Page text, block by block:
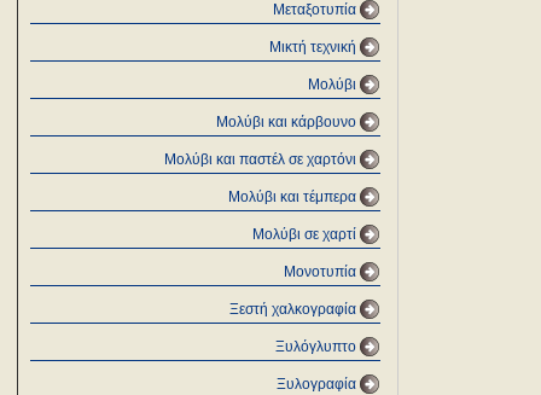
Μεταξοτυπία
Μικτή τεχνική
Μολύβι
Μολύβι και κάρβουνο
Μολύβι και παστέλ σε χαρτόνι
Μολύβι και τέμπερα
Μολύβι σε χαρτί
Μονοτυπία
Ξεστή χαλκογραφία
Ξυλόγλυπτο
Ξυλογραφία